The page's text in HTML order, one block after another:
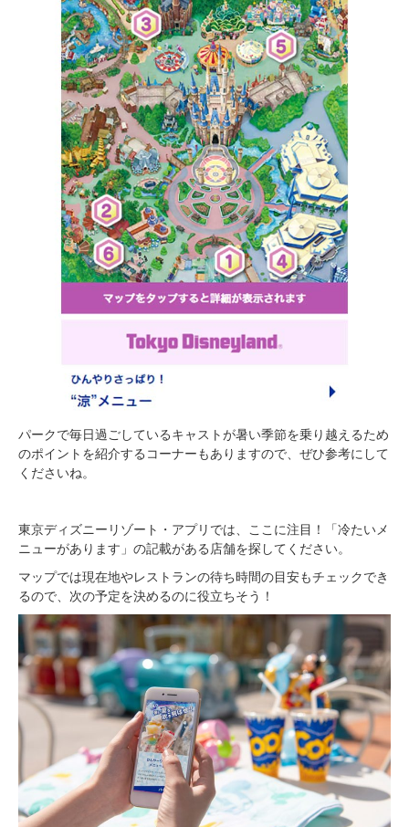
パークで毎日過ごしているキャストが暑い季節を乗り越えるため
のポイントを紹介するコーナーもありますので、ぜひ参考にして
くださいね。
東京ディズニーリゾート・アプリでは、ここに注目！「冷たいメ
ニューがあります」の記載がある店舗を探してください。
マップでは現在地やレストランの待ち時間の目安もチェックでき
るので、次の予定を決めるのに役立ちそう！